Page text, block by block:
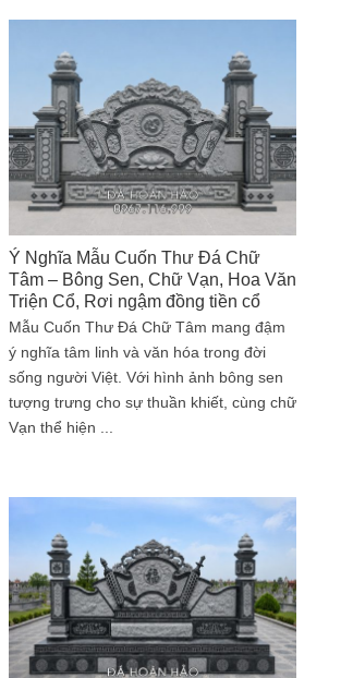
Ý Nghĩa Mẫu Cuốn Thư Đá Chữ
Tâm – Bông Sen, Chữ Vạn, Hoa Văn
Triện Cổ, Rơi ngậm đồng tiền cổ
Mẫu Cuốn Thư Đá Chữ Tâm mang đậm
ý nghĩa tâm linh và văn hóa trong đời
sống người Việt. Với hình ảnh bông sen
tượng trưng cho sự thuần khiết, cùng chữ
Vạn thể hiện ...